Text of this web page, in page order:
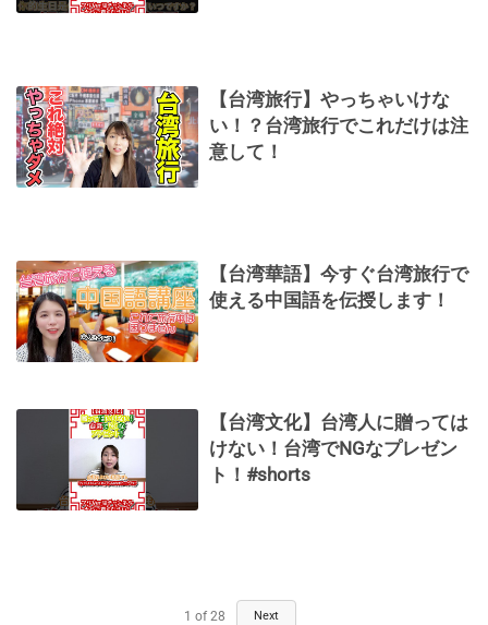
【台湾旅行】やっちゃいけな
い！？台湾旅行でこれだけは注
意して！
【台湾華語】今すぐ台湾旅行で
使える中国語を伝授します！
【台湾文化】台湾人に贈っては
けない！台湾でNGなプレゼン
ト！#shorts
1 of 28 Next